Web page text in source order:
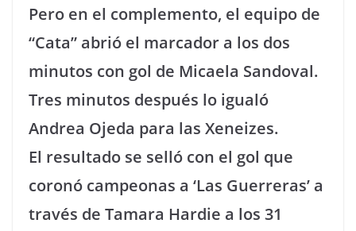
Pero en el complemento, el equipo de
“Cata” abrió el marcador a los dos
minutos con gol de Micaela Sandoval.
Tres minutos después lo igualó
Andrea Ojeda para las Xeneizes.
El resultado se selló con el gol que
coronó campeonas a ‘Las Guerreras’ a
través de Tamara Hardie a los 31